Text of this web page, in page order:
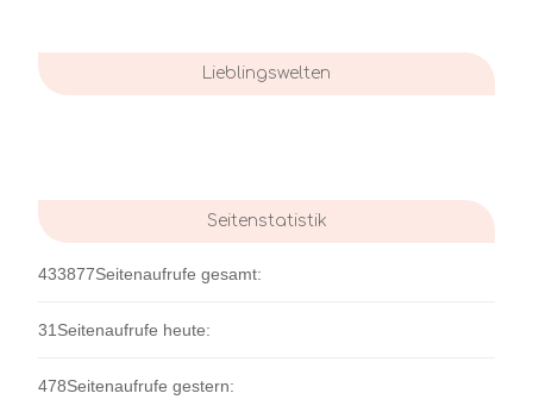
Lieblingswelten
Seitenstatistik
433877Seitenaufrufe gesamt:
31 Seitenaufrufe heute:
478Seitenaufrufe gestern: